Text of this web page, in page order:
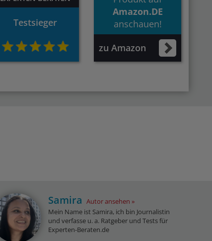
Testsieger
Amazon.DE
anschauen!
zu Amazon
Samira Autor ansehen
Mein Name ist Samira, ich bin Journalistin
und verfasse u. a. Ratgeber und Tests für
Experten-Beraten.de